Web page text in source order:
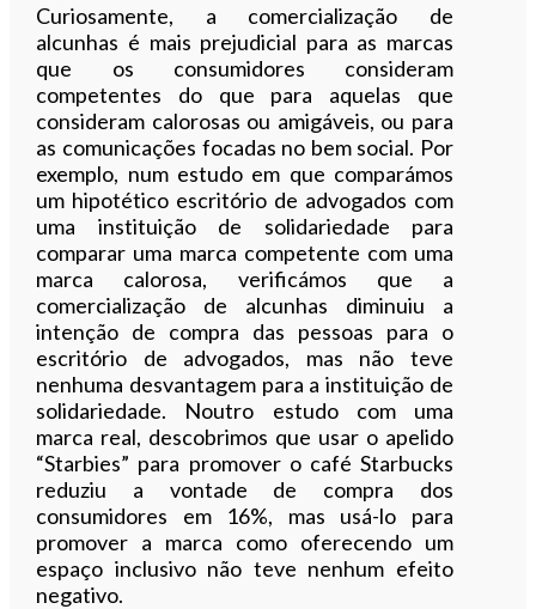
Curiosamente, a comercialização de
alcunhas é mais prejudicial para as marcas
que os consumidores consideram
competentes do que para aquelas que
consideram calorosas ou amigáveis, ou para
as comunicações focadas no bem social. Por
exemplo, num estudo em que comparámos
um hipotético escritório de advogados com
uma instituição de solidariedade para
comparar uma marca competente com uma
marca calorosa, verificámos que a
comercialização de alcunhas diminuiu a
intenção de compra das pessoas para o
escritório de advogados, mas não teve
nenhuma desvantagem para a instituição de
solidariedade. Noutro estudo com uma
marca real, descobrimos que usar o apelido
“Starbies” para promover o café Starbucks
reduziu a vontade de compra dos
consumidores em 16%, mas usá-lo para
promover a marca como oferecendo um
espaço inclusivo não teve nenhum efeito
negativo.